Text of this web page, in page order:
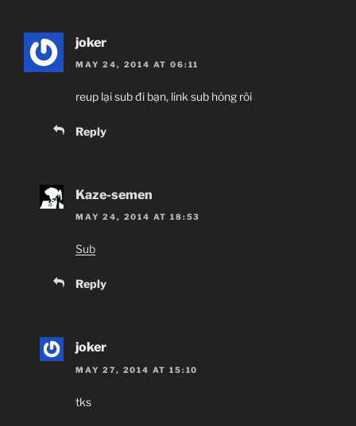
joker
MAY 24, 2014 AT 06:11
reup lại sub đi bạn, link sub hỏng ròi
Reply
Kaze-semen
MAY 24, 2014 AT 18:53
Sub
Reply
joker
MAY 27, 2014 AT 15:10
tks